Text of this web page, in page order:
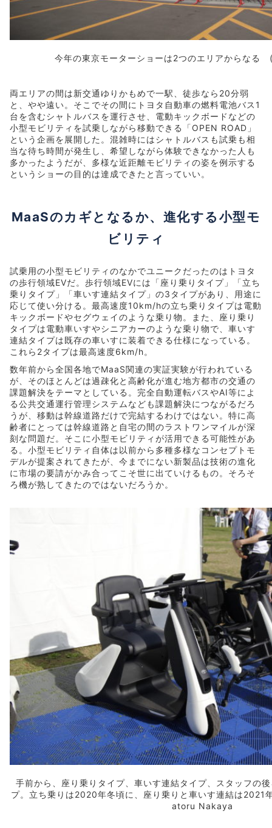
今年の東京モーターショーは2つのエリアからな
両エリアの間は新交通ゆりかもめで一駅、徒歩なら20分弱
と、やや遠い。そこでその間にトヨタ自動車の燃料電池バス1
台を含むシャトルバスを運行させ、電動キックボードなどの
小型モビリティを試乗しながら移動できる「OPEN ROAD」
という企画を展開した。混雑時にはシャトルバスも試乗も相
当な待ち時間が発生し、希望しながら体験できなかった人も
多かったようだが、多様な近距離モビリティの姿を例示する
というショーの目的は達成できたと言っていい。
MaaSのカギとなるか、進化する小型モ
ビリティ
試乗用の小型モビリティのなかでユニークだったのはトヨタ
の歩行領域EVだ。歩行領域EVには「座り乗りタイプ」「立ち
乗りタイプ」「車いす連結タイプ」の3タイプがあり、用途に
応じて使い分ける。最高速度10km/hの立ち乗りタイプは電動
キックボードやセグウェイのような乗り物。また、座り乗り
タイプは電動車いすやシニアカーのような乗り物で、車いす
連結タイプは既存の車いすに装着できる仕様になっている。
これら2タイプは最高速度6km/h。
数年前から全国各地でMaaS関連の実証実験が行われている
が、そのほとんどは過疎化と高齢化が進む地方都市の交通の
課題解決をテーマとしている。完全自動運転バスやAI等によ
る公共交通運行管理システムなども課題解決につながるだろ
うが、移動は幹線道路だけで完結するわけではない。特に高
齢者にとっては幹線道路と自宅の間のラストワンマイルが深
刻な問題だ。そこに小型モビリティが活用できる可能性があ
る。小型モビリティ自体は以前から多種多様なコンセプトモ
デルが提案されてきたが、今までにない新製品は技術の進化
に市場の要請がかみ合ってこそ世に出ていけるもの。そろそ
ろ機が熟してきたのではないだろうか。
手前から、座り乗りタイプ、車いす連結タイプ、スタッフの
プ。立ち乗りは2020年冬頃に、座り乗りと車いす連結は
atoru Nakaya